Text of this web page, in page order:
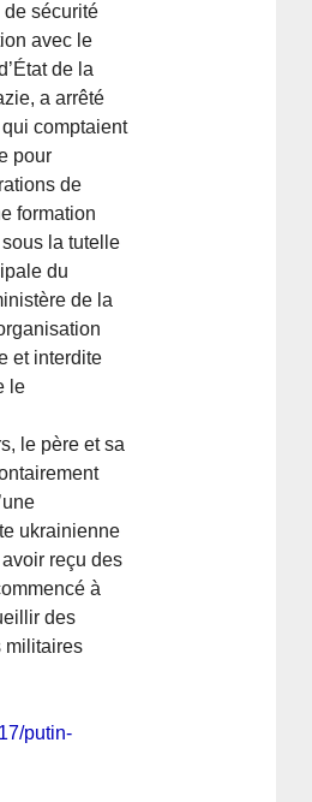
sécurité
avec le
de la
a arrêté
comptaient
pour
de
formation
la tutelle
du
de la
et interdite
le
le père et sa
ukrainienne
reçu des
à
des
militaires
putin-